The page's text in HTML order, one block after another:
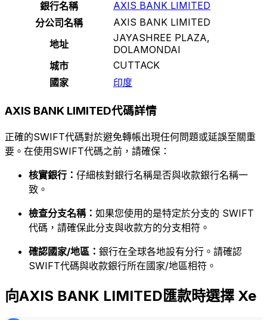
銀行名稱
AXIS BANK LIMITED
分公司名稱
AXIS BANK LIMITED
地址
JAYASHREE PLAZA,
DOLAMONDAI
城市
CUTTACK
國家
印度
AXIS BANK LIMITED代碼詳情
正確的SWIFT代碼對於避免轉帳出現任何問題或延誤至關重
要。在使用SWIFT代碼之前，請確保：
核實銀行： 仔細核對銀行名稱是否與收款銀行名稱一
致。
檢查分支名稱： 如果您使用的是特定於分支的 SWIFT
代碼，請確保此分支與收款方的分支相符。
確認國家/地區： 銀行在全球各地設有分行。請確認
SWIFT代碼與收款銀行所在國家/地區相符。
向AXIS BANK LIMITED匯款時選擇 Xe